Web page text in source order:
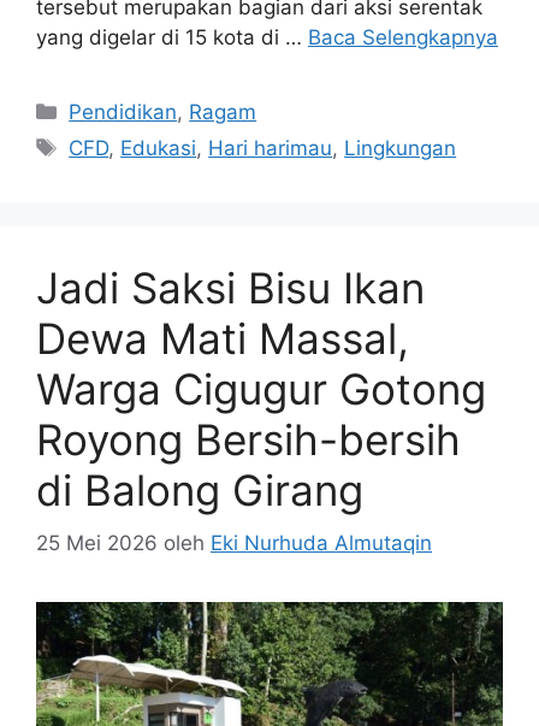
tersebut merupakan bagian dari aksi serentak
yang digelar di 15 kota di … Baca Selengkapnya
Kategori
Pendidikan, Ragam
Tag
CFD, Edukasi, Hari harimau, Lingkungan
Jadi Saksi Bisu Ikan
Dewa Mati Massal,
Warga Cigugur Gotong
Royong Bersih-bersih
di Balong Girang
25 Mei 2026 oleh Eki Nurhuda Almutaqin